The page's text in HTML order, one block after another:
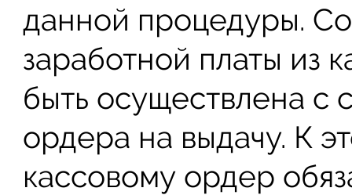
данной процедуры.
заработной платы из
быть осуществлена с
ордера на выдачу. К
кассовому ордер